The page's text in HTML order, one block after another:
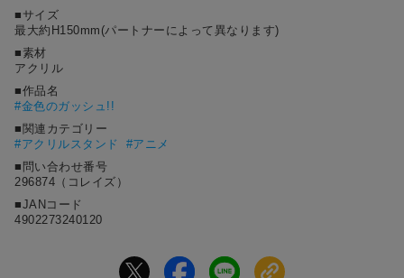
■サイズ
最大約H150mm(パートナーによって異なります)
■素材
アクリル
■作品名
#金色のガッシュ!!
■関連カテゴリー
#アクリルスタンド
#アニメ
■問い合わせ番号
296874（コレイズ）
■JANコード
4902273240120